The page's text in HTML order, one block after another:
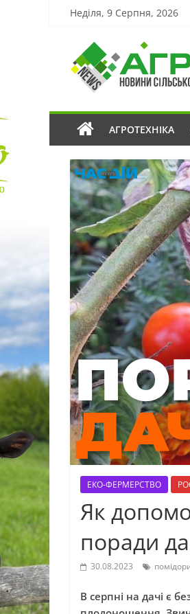
Неділя, 9 Серпня, 2026
АГРОТЕХНІКА
ЕКО-ФЕРМЕРСТВО
Як
поради
30.08.2023
В серпні на дачі є